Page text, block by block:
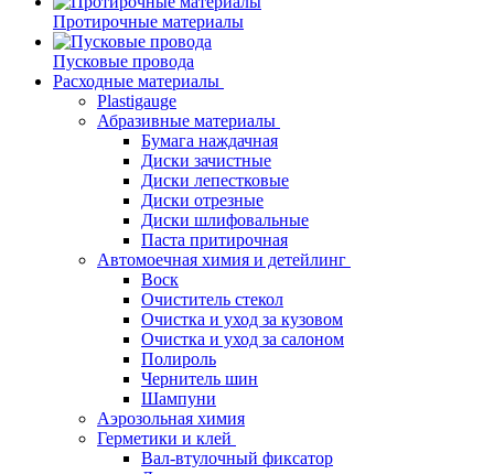
Протирочные материалы
Пусковые провода
Расходные материалы
Plastigauge
Абразивные материалы
Бумага наждачная
Диски зачистные
Диски лепестковые
Диски отрезные
Диски шлифовальные
Паста притирочная
Автомоечная химия и детейлинг
Воск
Очиститель стекол
Очистка и уход за кузовом
Очистка и уход за салоном
Полироль
Чернитель шин
Шампуни
Аэрозольная химия
Герметики и клей
Вал-втулочный фиксатор